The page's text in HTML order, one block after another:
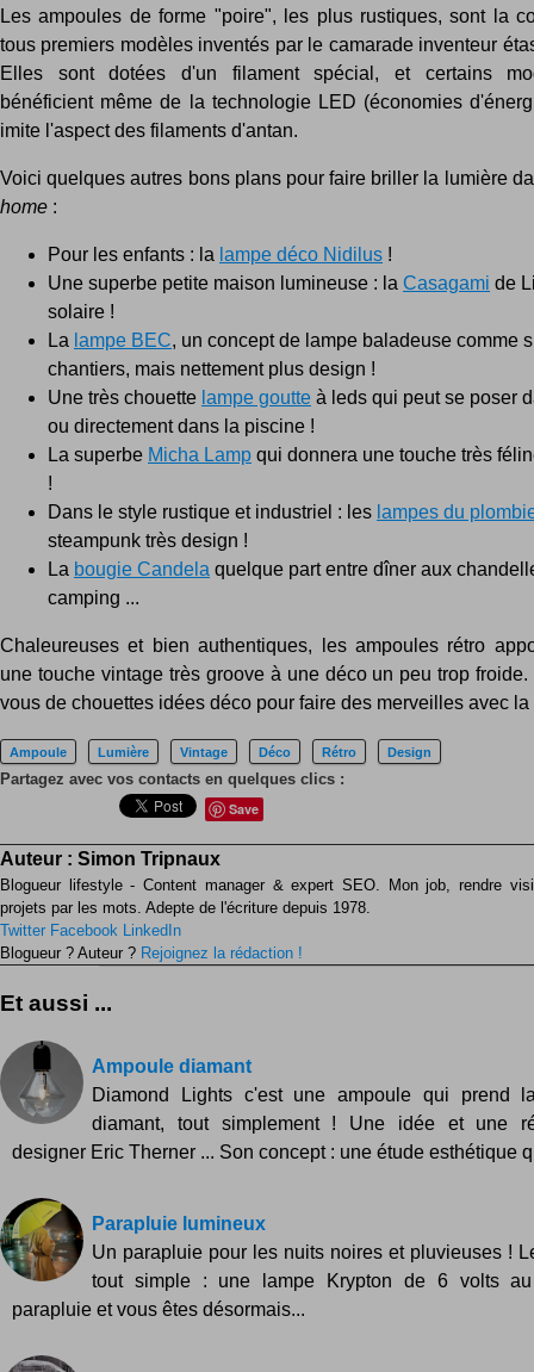
Les ampoules de forme "poire", les plus rustiques, sont la
tous premiers modèles inventés par le camarade inventeur
Elles sont dotées d'un filament spécial, et certains
bénéficient même de la technologie LED (économies
imite l'aspect des filaments d'antan.
Voici quelques autres bons plans pour faire briller la lumière
home :
Pour les enfants : la lampe déco Nidilus !
Une superbe petite maison lumineuse : la Casagami de
solaire !
La lampe BEC, un concept de lampe baladeuse comme
chantiers, mais nettement plus design !
Une très chouette lampe goutte à leds qui peut se poser
ou directement dans la piscine !
La superbe Micha Lamp qui donnera une touche très
!
Dans le style rustique et industriel : les lampes du
steampunk très design !
La bougie Candela quelque part entre dîner aux
camping ...
Chaleureuses et bien authentiques, les ampoules rétro
une touche vintage très groove à une déco un peu trop
vous de chouettes idées déco pour faire des merveilles avec
Ampoule Lumière Vintage Déco Rétro Design
Partagez avec vos contacts en quelques clics :
Save
Auteur : Simon Tripnaux
Blogueur lifestyle - Content manager & expert SEO. Mon job, rendre
projets par les mots. Adepte de l'écriture depuis 1978.
Twitter Facebook LinkedIn
Blogueur ? Auteur ? Rejoignez la rédaction !
Et aussi ...
Ampoule diamant
Diamond Lights c'est une ampoule qui prend
diamant, tout simplement ! Une idée et une
designer Eric Therner ... Son concept : une étude esthétique
Parapluie lumineux
Un parapluie pour les nuits noires et pluvieuses !
tout simple : une lampe Krypton de 6 volts
parapluie et vous êtes désormais...